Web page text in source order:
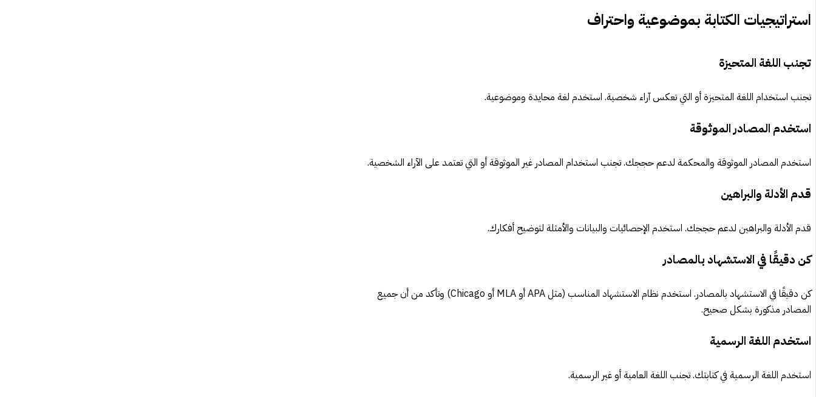
استراتيجيات الكتابة بموضوعية واحتراف
تجنب اللغة المتحيزة
تجنب استخدام اللغة المتحيزة أو التي تعكس آراء شخصية. استخدم لغة محايدة وموضوعية.
استخدم المصادر الموثوقة
استخدم المصادر الموثوقة والمحكمة لدعم حججك. تجنب استخدام المصادر غير الموثوقة أو التي تعتمد على الآراء الشخصية.
قدم الأدلة والبراهين
قدم الأدلة والبراهين لدعم حججك. استخدم الإحصائيات والبيانات والأمثلة لتوضيح أفكارك.
كن دقيقًا في الاستشهاد بالمصادر
كن دقيقًا في الاستشهاد بالمصادر. استخدم نظام الاستشهاد المناسب (مثل APA أو MLA أو Chicago) وتأكد من أن جميع
المصادر مذكورة بشكل صحيح.
استخدم اللغة الرسمية
استخدم اللغة الرسمية في كتابتك. تجنب اللغة العامية أو غير الرسمية.